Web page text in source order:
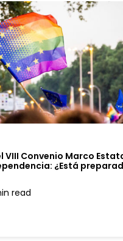
VIII Convenio Marco
¿Está
read